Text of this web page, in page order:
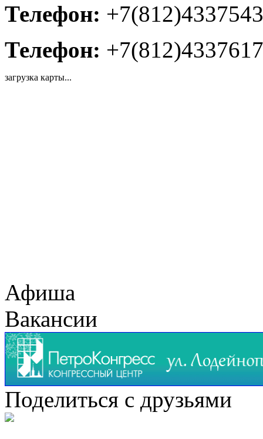
Телефон: +7(812)4337543
Телефон: +7(812)4337617
загрузка карты...
Афиша
Вакансии
Поделиться с друзьями